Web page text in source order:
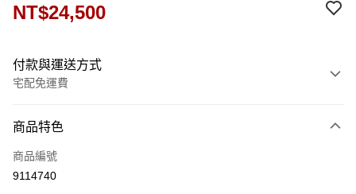
NT$24,500
付款與運送方式
宅配免運費
信用卡一次付款
運送方式
商品特色
商品編號
9114740